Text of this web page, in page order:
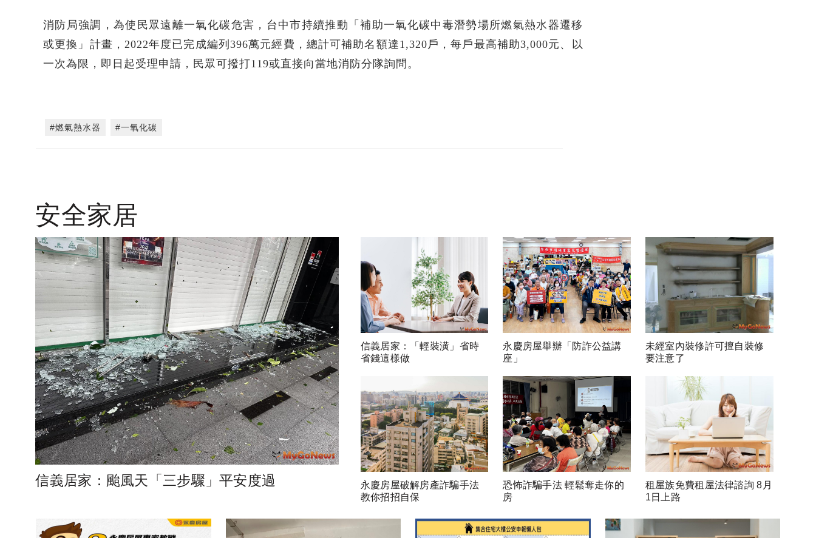
消防局強調，為使民眾遠離一氧化碳危害，台中市持續推動「補助一氧化碳中毒潛勢場所燃氣熱水器遷移
或更換」計畫，2022年度已完成編列396萬元經費，總計可補助名額達1,320戶，每戶最高補助3,000元、以
一次為限，即日起受理申請，民眾可撥打119或直接向當地消防分隊詢問。
#燃氣熱水器 #一氧化碳
安全家居
信義居家：颱風天「三步驟」平安度過
信義居家：「輕裝潢」省時
省錢這樣做
永慶房屋舉辦「防詐公益講
座」
未經室內裝修許可擅自裝修
要注意了
永慶房屋破解房產詐騙手法
教你招招自保
恐怖詐騙手法 輕鬆奪走你的
房
租屋族免費租屋法律諮詢 8月
1日上路